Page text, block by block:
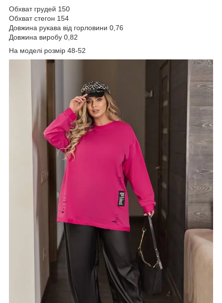
Обхват грудей 150
Обхват стегон 154
Довжина рукава від горловини 0,76
Довжина виробу 0,82
На моделі розмір 48-52